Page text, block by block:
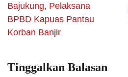
Bajukung, Pelaksana
BPBD Kapuas Pantau
Korban Banjir
Tinggalkan Balasan